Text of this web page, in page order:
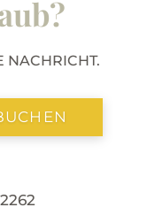
NACHRICHT.